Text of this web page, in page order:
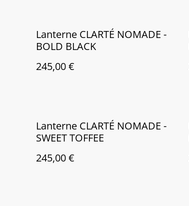
Lanterne CLARTÉ NOMADE -
BOLD BLACK
245,00 €
Lanterne CLARTÉ NOMADE -
SWEET TOFFEE
245,00 €